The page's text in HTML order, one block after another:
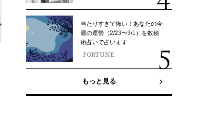
当たりすぎて怖い！あなたの今
週の運勢（2/23〜3/1）を数秘
術占いで占います
FORTUNE
もっと見る